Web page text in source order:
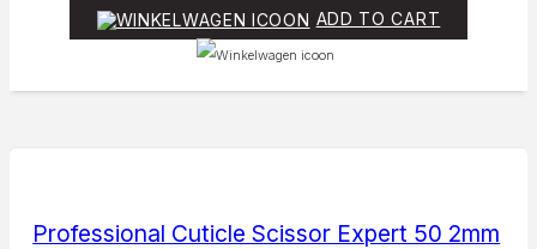
ADD TO CART
Professional Cuticle Scissor Expert 50 2mm